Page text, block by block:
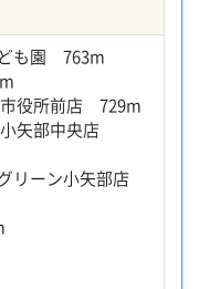
も園 763m
市役所前店 729m
矢部中央店
リーン小矢部店